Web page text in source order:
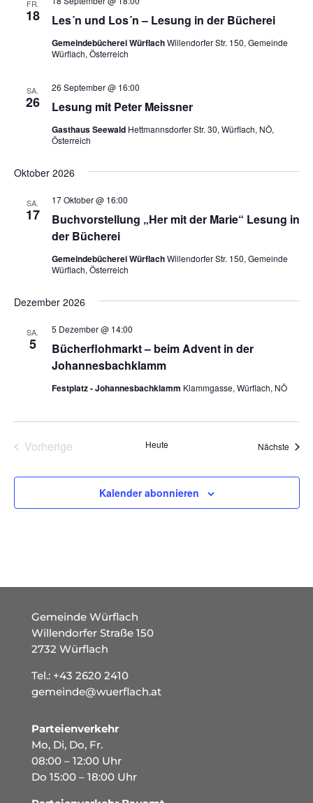
FR.
18 Les´n und Los´n – Lesung in der Bücherei
Gemeindebücherei WürflachWillendorfer Str. 150, Gemeinde
Würflach, Österreich
SA.
26 Lesung mit Peter Meissner
26 September @ 16:00
Gasthaus Seewald Hettmannsdorfer Str. 30, Würflach, NÖ,
Österreich
Oktober 2026
SA.
17
Buchvorstellung „Her mit der Marie“ Lesung in
der Bücherei
17 Oktober @ 16:00
Gemeindebücherei WürflachWillendorfer Str. 150, Gemeinde
Würflach, Österreich
Dezember 2026
SA.
5
Bücherflohmarkt – beim Advent in der
Johannesbachklamm
5 Dezember @ 14:00
Festplatz - Johannesbachklamm Klammgasse, Würflach, NÖ
Vorherige
Heute Nächste
Kalender abonnieren
Gemeinde Würflach
Willendorfer Straße 150
2732 Würflach
Tel.: +43 2620 2410
gemeinde@wuerflach.at
Parteienverkehr
Mo, Di, Do, Fr.
08:00 – 12:00 Uhr
Do 15:00 – 18:00 Uhr